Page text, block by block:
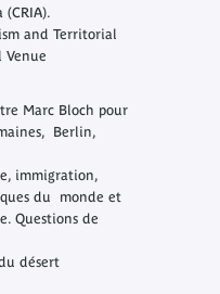
and Territorial
Venue
Marc Bloch pour
Berlin,
immigration,
du monde et
Questions de
désert